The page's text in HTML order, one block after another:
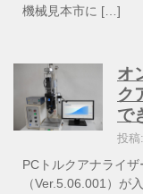
機械見本市に […]
オ
ク
で
投稿
PCトルクアナライ
（Ver.5.06.001）が